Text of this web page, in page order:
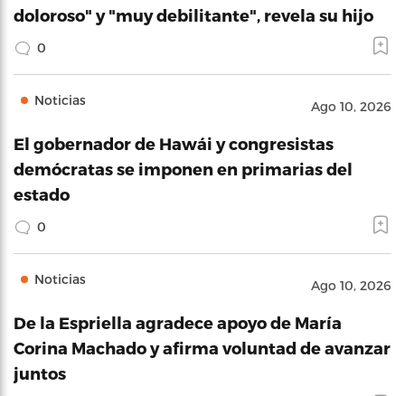
doloroso" y "muy debilitante", revela su hijo
0
Noticias Ago 10, 2026
El gobernador de Hawái y congresistas
demócratas se imponen en primarias del
estado
0
Noticias Ago 10, 2026
De la Espriella agradece apoyo de María
Corina Machado y afirma voluntad de avanzar
juntos